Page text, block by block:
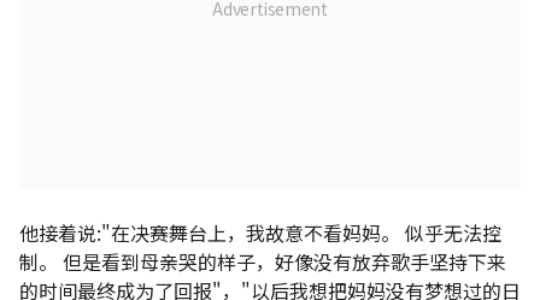
他接着说:"在决赛舞台上，我故意不看妈妈。 似乎无法控
制。 但是看到母亲哭的样子，好像没有放弃歌手坚持下来
的时间最终成为了回报"，"以后我想把妈妈没有梦想过的日